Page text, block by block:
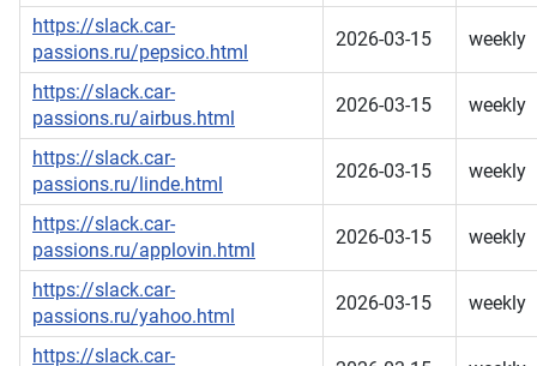
https://slack.car-
passions.ru/pepsico.html
2026-03-15 weekly
https://slack.car-
passions.ru/airbus.html
2026-03-15 weekly
https://slack.car-
passions.ru/linde.html
2026-03-15 weekly
https://slack.car-
passions.ru/applovin.html
2026-03-15 weekly
https://slack.car-
passions.ru/yahoo.html
2026-03-15 weekly
https://slack.car-